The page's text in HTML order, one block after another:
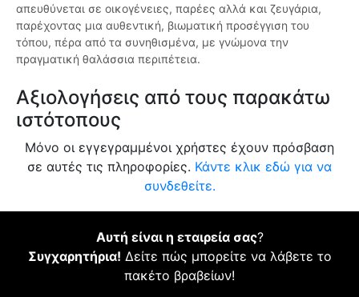
απευθύνεται σε οικογένειες, παρέες αλλά και ζευγάρια,
παρέχοντας μια αυθεντική, βιωματική προσέγγιση του
τόπου, πέρα από τα συνηθισμένα, με γνώμονα την
πραγματική θαλάσσια περιπέτεια.
Αξιολογήσεις από τους παρακάτω
ιστότοπους
Μόνο οι εγγεγραμμένοι χρήστες έχουν πρόσβαση
σε αυτές τις πληροφορίες. Κάντε κλικ εδώ για να
συνδεθείτε.
Αυτή είναι η εταιρεία σας?
Συγχαρητήρια! Δείτε πώς μπορείτε να λάβετε το
πακέτο βραβείων!